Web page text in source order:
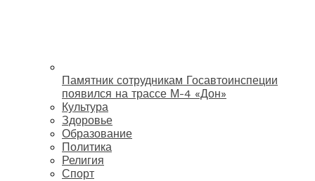
Памятник сотрудникам Госавтоинспеции
появился на трассе М-4 «Дон»
Культура
Здоровье
Образование
Политика
Религия
Спорт